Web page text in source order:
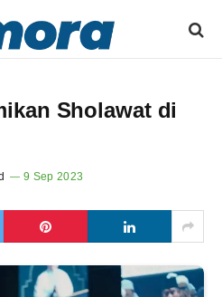
Sholawat di
9 Sep 2023